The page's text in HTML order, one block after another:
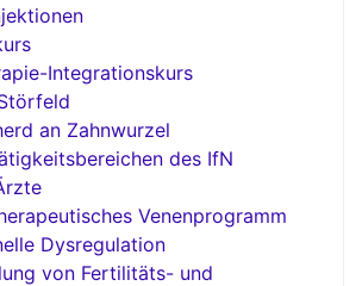
Integrationskurs
an Zahnwurzel
des IfN
Venenprogramm
Dysregulation
von Fertilitäts- und